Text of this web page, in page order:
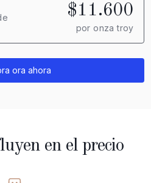
$11.600
por onza troy
ora ahora
en el precio